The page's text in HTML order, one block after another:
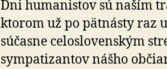
Dni humanistov sú naším
ktorom už po pätnásty raz
súčasne celoslovenským
sympatizantov nášho